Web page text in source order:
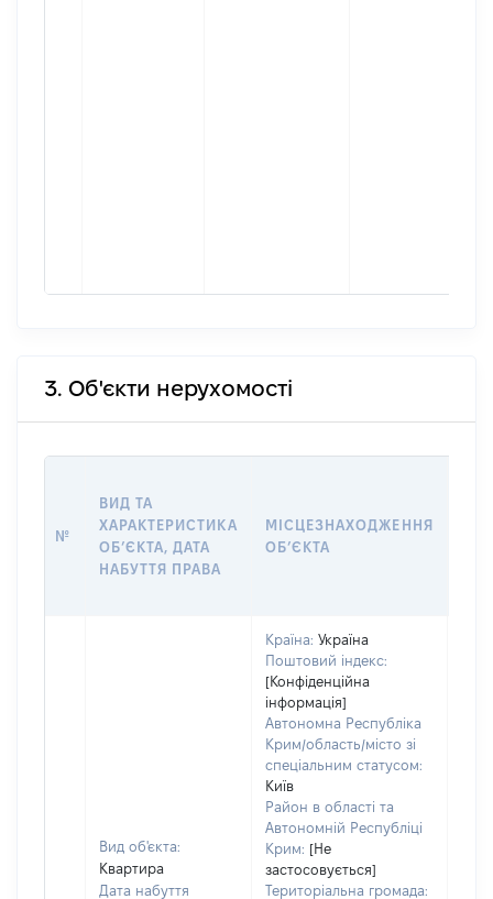
3. Об'єкти нерухомості
№
ВИД ТА
ХАРАКТЕРИСТИКА
ОБʼЄКТА, ДАТА
НАБУТТЯ ПРАВА
МІСЦЕЗНАХОДЖЕННЯ
ОБʼЄКТА
Вид об'єкта:
Квартира
Дата набуття
Країна: Україна
Поштовий індекс:
[Конфіденційна
інформація]
Автономна Республіка
Крим/область/місто зі
спеціальним статусом:
Київ
Район в області та
Автономній Республіці
Крим: [Не
застосовується]
Територіальна громада: